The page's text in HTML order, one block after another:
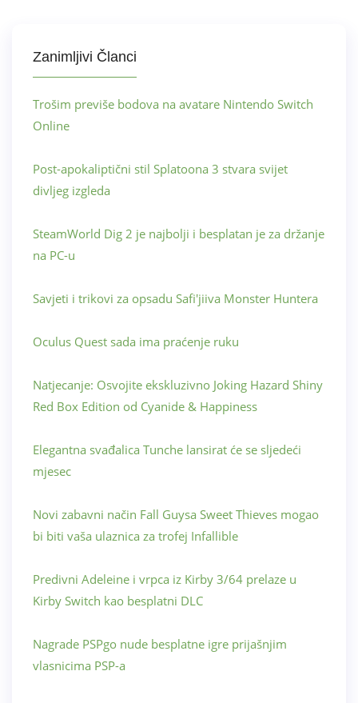
Zanimljivi Članci
Trošim previše bodova na avatare Nintendo Switch
Online
Post-apokaliptični stil Splatoona 3 stvara svijet
divljeg izgleda
SteamWorld Dig 2 je najbolji i besplatan je za držanje
na PC-u
Savjeti i trikovi za opsadu Safi'jiiva Monster Huntera
Oculus Quest sada ima praćenje ruku
Natjecanje: Osvojite ekskluzivno Joking Hazard Shiny
Red Box Edition od Cyanide & Happiness
Elegantna svađalica Tunche lansirat će se sljedeći
mjesec
Novi zabavni način Fall Guysa Sweet Thieves mogao
bi biti vaša ulaznica za trofej Infallible
Predivni Adeleine i vrpca iz Kirby 3/64 prelaze u
Kirby Switch kao besplatni DLC
Nagrade PSPgo nude besplatne igre prijašnjim
vlasnicima PSP-a